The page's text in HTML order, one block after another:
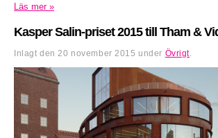
Läs mer »
Kasper Salin-priset 2015 till Tham &
Inlagt den 20 november 2015 under Övrigt